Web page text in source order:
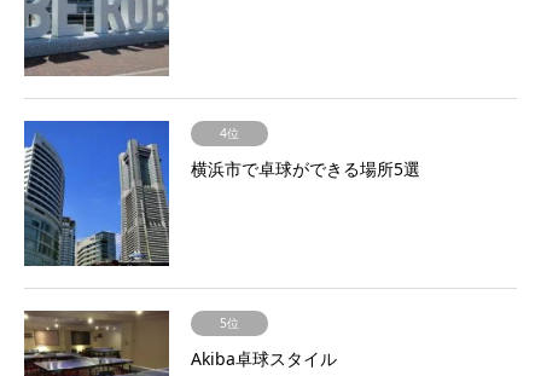
4位
横浜市で卓球ができる場所5選
5位
Akiba卓球スタイル